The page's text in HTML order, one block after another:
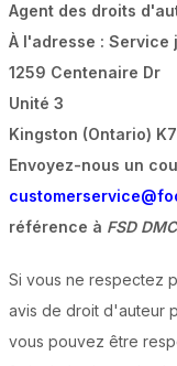
Agent des droits
À l'adresse : Service
1259 Centenaire Dr
Unité 3
Kingston (Ontario)
Envoyez-nous un
référence à FSD
Si vous ne respectez
avis de droit d'auteur
vous pouvez être